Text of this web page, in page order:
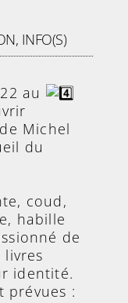
, INFO(S)
au
Michel
du
coud,
habille
de
identité.
prévues :